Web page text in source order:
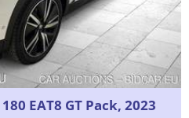
EAT8 GT Pack, 2023